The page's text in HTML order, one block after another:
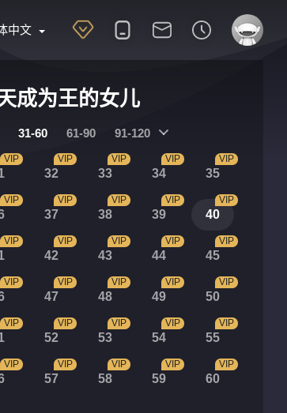
中文
成为王的女儿
31-60 61-90 91-120
VIP
32
VIP
33
VIP
34
VIP
35
VIP
VIP
37
VIP
38
VIP
39
VIP
40
VIP
VIP
42
VIP
43
VIP
44
VIP
45
VIP
VIP
47
VIP
48
VIP
49
VIP
50
VIP
VIP
52
VIP
53
VIP
54
VIP
55
VIP
VIP
57
VIP
58
VIP
59
VIP
60
VIP